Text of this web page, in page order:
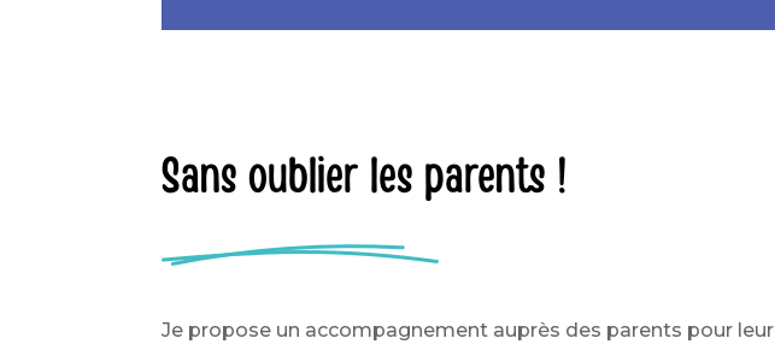
Sans oublier les parents !
Je propose un accompagnement auprès des parents pour leur